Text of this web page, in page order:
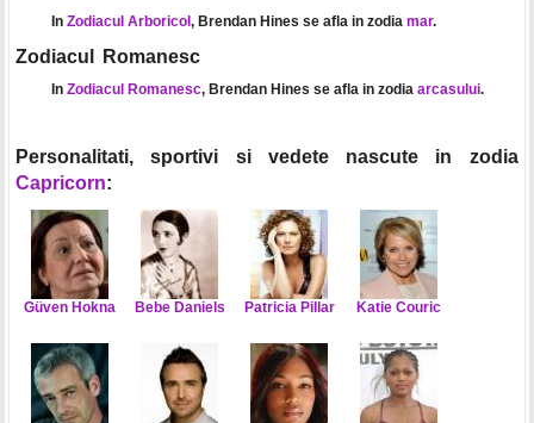
In Zodiacul Arboricol, Brendan Hines se afla in zodia mar.
Zodiacul Romanesc
In Zodiacul Romanesc, Brendan Hines se afla in zodia arcasului.
Personalitati, sportivi si vedete nascute in zodia
Capricorn:
Güven Hokna Bebe Daniels Patricia Pillar Katie Couric